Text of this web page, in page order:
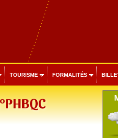
TOURISME FORMALITÉS